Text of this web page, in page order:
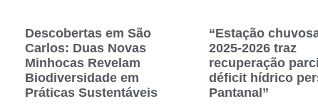
Descobertas em São
Carlos: Duas Novas
Minhocas Revelam
Biodiversidade em
Práticas Sustentáveis
“Estação
2025-2026 traz
recuperação
déficit hídrico
Pantanal”